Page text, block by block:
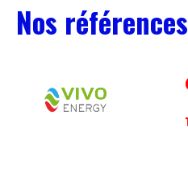
Nos références